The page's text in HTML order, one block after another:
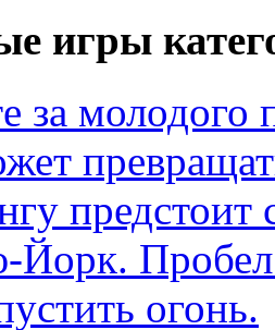
игры